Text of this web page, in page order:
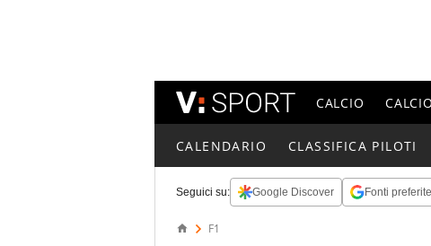
CALCIO
CALENDARIO CLASSIFICA PILOTI
Seguici su: Google Discover Fonti preferite
F1